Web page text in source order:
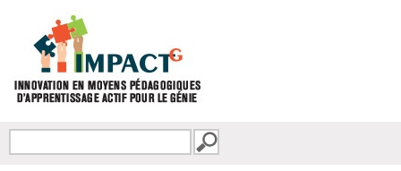
FORMULAIRE DE